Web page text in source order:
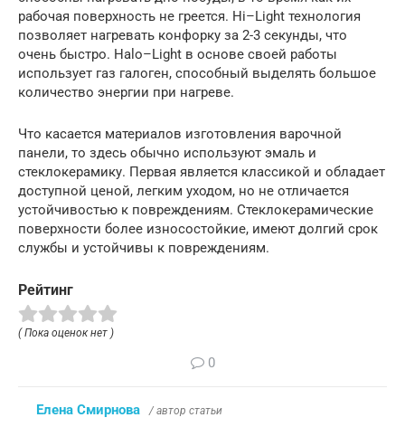
рабочая поверхность не греется. Hi–Light технология
позволяет нагревать конфорку за 2-3 секунды, что
очень быстро. Halo–Light в основе своей работы
использует газ галоген, способный выделять большое
количество энергии при нагреве.
Что касается материалов изготовления варочной
панели, то здесь обычно используют эмаль и
стеклокерамику. Первая является классикой и обладает
доступной ценой, легким уходом, но не отличается
устойчивостью к повреждениям. Стеклокерамические
поверхности более износостойкие, имеют долгий срок
службы и устойчивы к повреждениям.
Рейтинг
( Пока оценок нет )
0
Елена Смирнова / автор статьи